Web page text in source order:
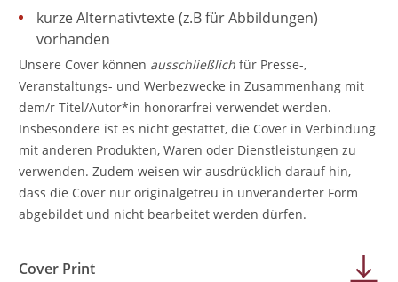
kurze Alternativtexte (z.B für Abbildungen)
vorhanden
Unsere Cover können ausschließlichfür Presse-,
Veranstaltungs- und Werbezwecke in Zusammenhang mit
dem/r Titel/Autor*in honorarfrei verwendet werden.
Insbesondere ist es nicht gestattet, die Cover in Verbindung
mit anderen Produkten, Waren oder Dienstleistungen zu
verwenden. Zudem weisen wir ausdrücklich darauf hin,
dass die Cover nur originalgetreu in unveränderter Form
abgebildet und nicht bearbeitet werden dürfen.
Cover Print